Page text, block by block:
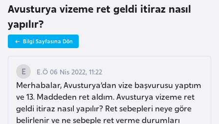
y
V
i
z
e
İ
ş
l
e
Avusturya vizeme ret geldi itiraz nasıl
yapılır?
Bilgi Sayfasına Dön
E.Ö 06 Nis 2022, 11:22
Merhabalar, Avusturya’dan vize başvurusu yaptım
ve 13. Maddeden ret aldım. Avusturya vizeme ret
geldi itiraz nasıl yapılır? Ret sebepleri neye göre
belirlenir ve ne sebeple ret verme durumları
A
v
u
s
t
u
r
y